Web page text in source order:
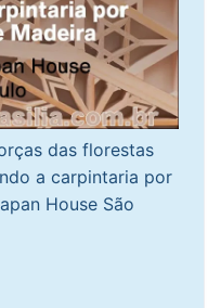
das florestas
a carpintaria por
House São